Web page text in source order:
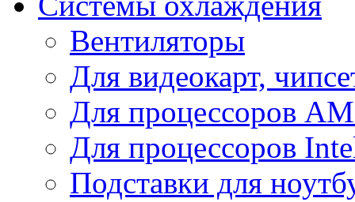
Вентиляторы
Для видеокарт,
Для процессоров
Для процессоров
Подставки для